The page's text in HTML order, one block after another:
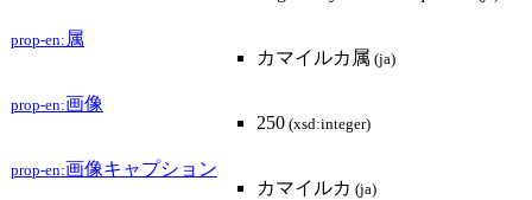
prop-en: 属
カマイルカ属 (ja)
prop-en:画像
250 (xsd:integer)
prop-en:画像キャプション
カマイルカ (ja)